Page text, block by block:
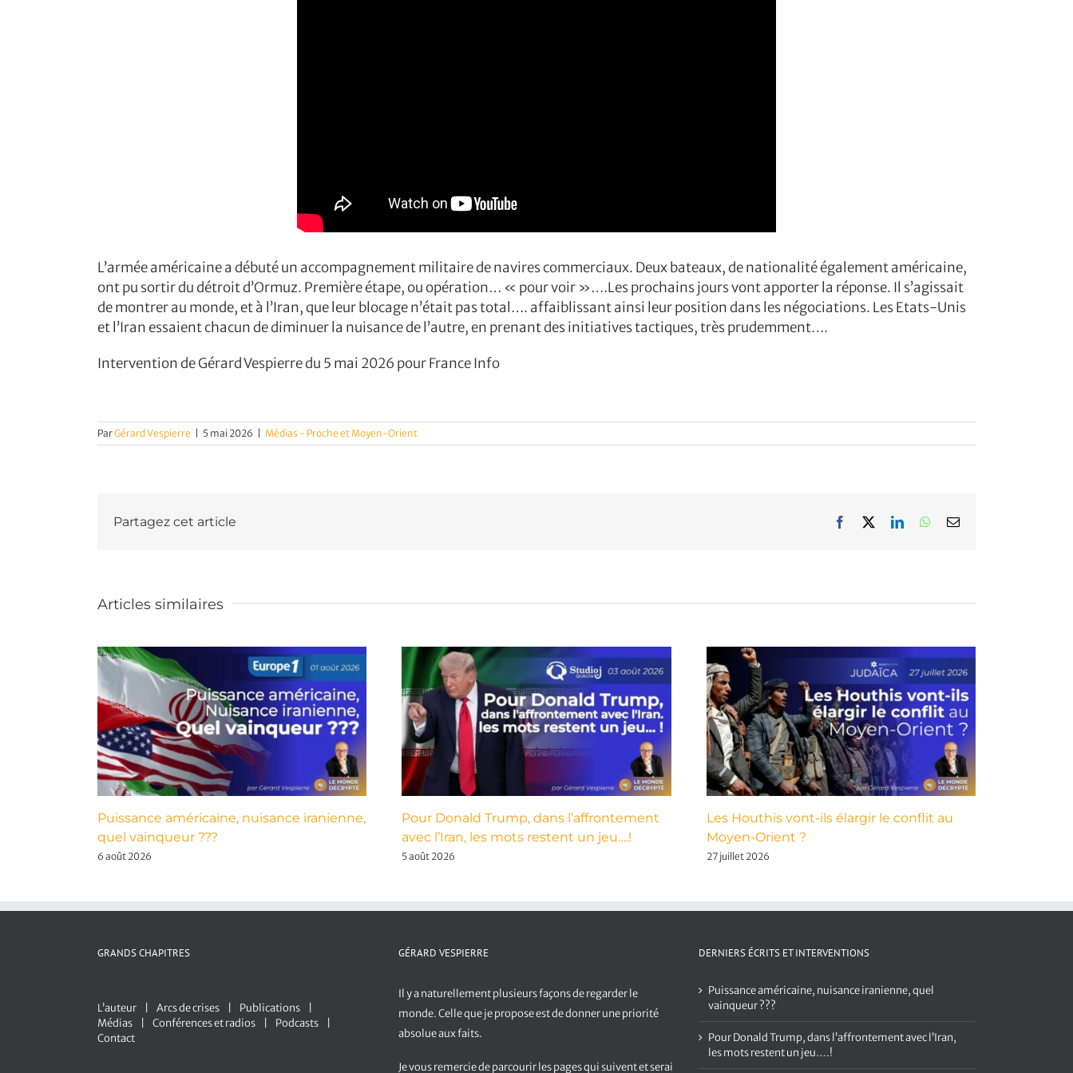
L’armée américaine a débuté un accompagnement militaire de navires commerciaux. Deux bateaux, de nationalité également américaine,
ont pu sortir du détroit d’Ormuz. Première étape, ou opération… « pour voir »….Les prochains jours vont apporter la réponse. Il s’agissait
de montrer au monde, et à l’Iran, que leur blocage n’était pas total…. affaiblissant ainsi leur position dans les négociations. Les Etats-Unis
et l’Iran essaient chacun de diminuer la nuisance de l’autre, en prenant des initiatives tactiques, très prudemment….
Intervention de Gérard Vespierre du 5 mai 2026 pour France Info
ParGérard Vespierre 5 mai 2026 Médias - Proche et Moyen-Orient
Partagez cet article Facebook LinkedInWhatsApp
Email
Articles similaires
Puissance américaine, nuisance iranienne,
quel vainqueur ???
6 août 2026
Pour Donald Trump, dans l’affrontement
avec l’Iran, les mots restent un jeu….!
5 août 2026
Les Houthis vont-ils élargir le conflit au
Moyen-Orient ?
27 juillet 2026
GRANDS CHAPITRES
L’auteur Arcs de crises
Publications
Médias
Conférences et radios
Podcasts
Contact
GÉRARD VESPIERRE
Il y a naturellement plusieurs façons de regarder le
monde. Celle que je propose est de donner une priorité
absolue aux faits.
Je vous remercie de parcourir les pages qui suivent et serai
DERNIERS ÉCRITS ET INTERVENTIONS
Puissance américaine, nuisance iranienne, quel
vainqueur ???
Pour Donald Trump, dans l’affrontement avec l’Iran,
les mots restent un jeu….!